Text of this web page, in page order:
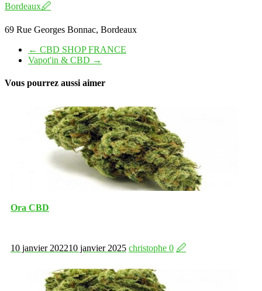
Bordeaux🖉
69 Rue Georges Bonnac, Bordeaux
← CBD SHOP FRANCE
Vapot'in & CBD →
Vous pourrez aussi aimer
Ora CBD
10 janvier 202210 janvier 2025 christophe 0 🖉